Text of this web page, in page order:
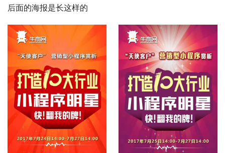
后面的海报是长这样的